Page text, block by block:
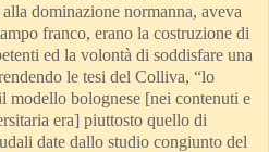
dominazione normanna, aveva
franco, erano la costruzione di
ed la volontà di soddisfare una
le tesi del Colliva, “lo
modello bolognese [nei contenuti e
era] piuttosto quello di
date dallo studio congiunto del